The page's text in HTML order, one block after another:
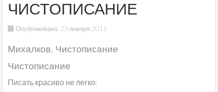
ЧИСТОПИСАНИЕ
Опубликовано: 23 января 2011
Михалков. Чистописание
Чистописание
Писать красиво не легко: